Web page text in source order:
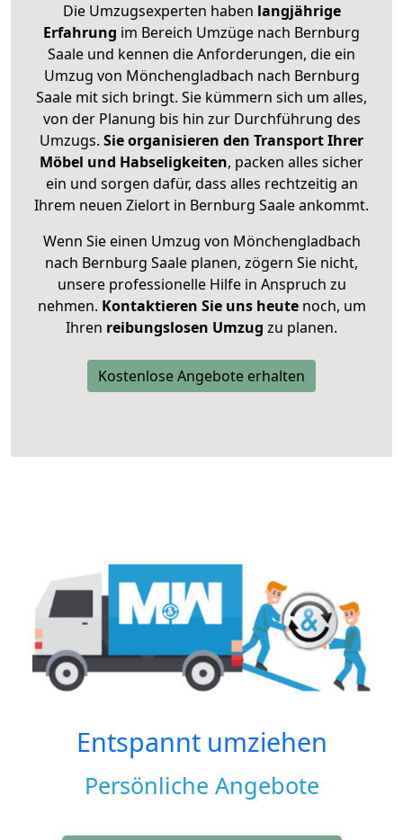
Die Umzugsexperten haben langjährige
Erfahrung im Bereich Umzüge nach Bernburg
Saale und kennen die Anforderungen, die ein
Umzug von Mönchengladbach nach Bernburg
Saale mit sich bringt. Sie kümmern sich um alles,
von der Planung bis hin zur Durchführung des
Umzugs. Sie organisieren den Transport Ihrer
Möbel und Habseligkeiten, packen alles sicher
ein und sorgen dafür, dass alles rechtzeitig an
Ihrem neuen Zielort in Bernburg Saale ankommt.
Wenn Sie einen Umzug von Mönchengladbach
nach Bernburg Saale planen, zögern Sie nicht,
unsere professionelle Hilfe in Anspruch zu
nehmen. Kontaktieren Sie uns heutenoch, um
Ihren reibungslosen Umzug zu planen.
Kostenlose Angebote erhalten
Entspannt umziehen
Persönliche Angebote